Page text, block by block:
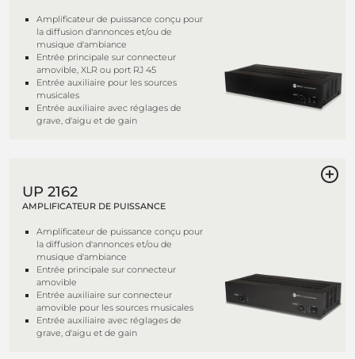
Amplificateur de puissance conçu pour
la diffusion d'annonces et/ou de
musique d'ambiance
Entrée principale sur connecteur
amovible, XLR ou port RJ 45
Entrée auxiliaire pour les sources
musicales
Entrée auxiliaire avec réglages de
grave, d'aigu et de gain
UP 2162
AMPLIFICATEUR DE PUISSANCE
Amplificateur de puissance conçu pour
la diffusion d'annonces et/ou de
musique d'ambiance
Entrée principale sur connecteur
amovible
Entrée auxiliaire sur connecteur
amovible pour les sources musicales
Entrée auxiliaire avec réglages de
grave, d'aigu et de gain